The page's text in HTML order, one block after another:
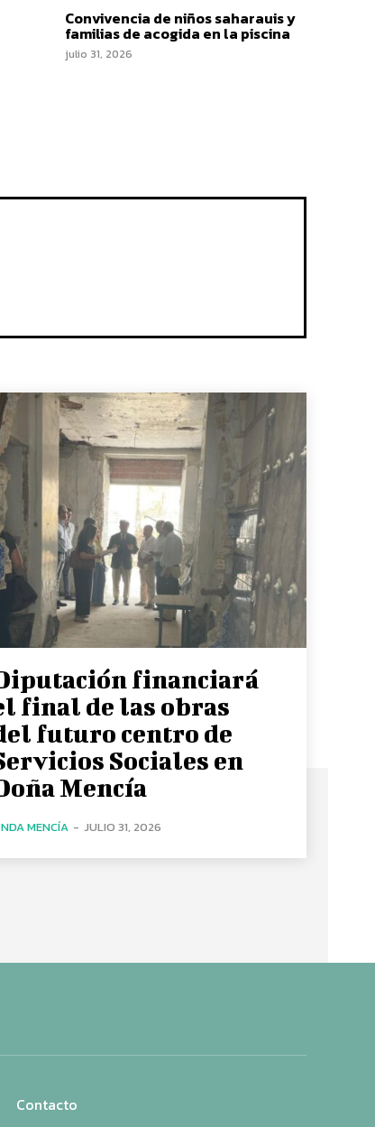
Convivencia de niños saharauis y
familias de acogida en la piscina
julio 31, 2026
financiará
final de las obras
futuro centro de
Sociales en
Mencía
MENCÍA - JULIO 31, 2026
Contacto